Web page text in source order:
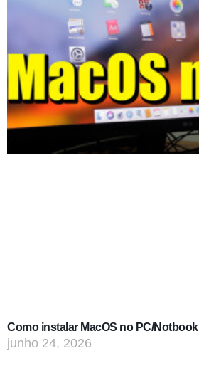
Como instalar MacOS no PC/Notbook
junho 24, 2026